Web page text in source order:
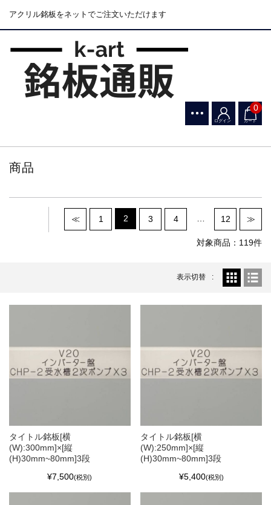
アクリル銘板をネットでご注文いただけます
0
カート
ログイン
商品
≪ 1 2 3 4 … 12 ≫
対象商品：119件
表示切替
タイトル銘板[横
(W):300mm]×[縦
(H)30mm~80mm]3段
¥7,500(税別)
タイトル銘板[横
(W):250mm]×[縦
(H)30mm~80mm]3段
¥5,400(税別)